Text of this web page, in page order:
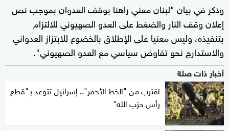
وذكر في بيان "لبنان معني ‏راهنا بوقف العدوان بموجب نص
إعلان وقف النار والضغط على العدو الصهيوني للالتزام
‏بتنفيذه، وليس معنيا على الإطلاق بالخضوع للابتزاز العدواني
والاستدارج نحو تفاوض سياسي مع العدو الصهيوني".
أخبار ذات صلة
اقترب من "الخط الأحمر".. إسرائيل تتوعد بـ"قطع
رأس حزب الله"